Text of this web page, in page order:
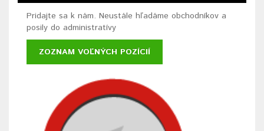
Pridajte sa k nám. Neustále hľadáme obchodníkov a
posily do administratívy
ZOZNAM VOĽNÝCH POZÍCIÍ